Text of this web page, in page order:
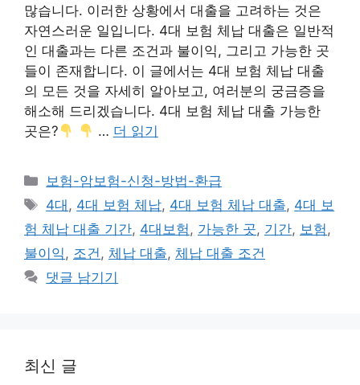
많습니다. 이러한 상황에서 대출을 고려하는 것은
자연스러운 일입니다. 4대 보험 체납 대출은 일반적
인 대출과는 다른 조건과 불이익, 그리고 가능한 곳
들이 존재합니다. 이 글에서는 4대 보험 체납 대출
의 모든 것을 자세히 알아보고, 여러분의 궁금증을
해소해 드리겠습니다. 4대 보험 체납 대출 가능한
곳은?
… 더 읽기
카
테
리
보험-암보험-신청-방법-환급
태
그
4대 , 4대 보험 체납, 4대 보험 체납 대출, 4대 보
험 체납 대출 기간, 4대보험, 가능한 곳, 기간, 보험,
불이익, 조건, 체납 대출, 체납 대출 조건
댓글 남기기
최신 글